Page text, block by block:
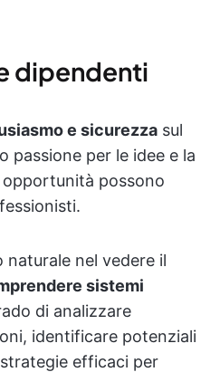
dipendenti
e sicurezza sul
passione per le idee e la
possono
naturale nel vedere il
sistemi
di analizzare
identificare potenziali
efficaci per